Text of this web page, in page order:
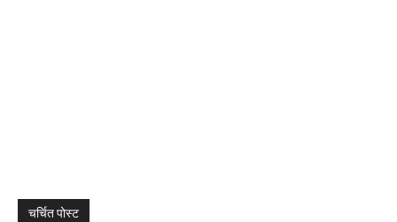
चर्चित पोस्ट